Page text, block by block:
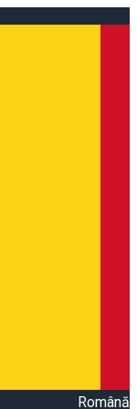
Română